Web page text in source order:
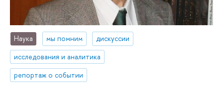
Наука мы помним
дискуссии
исследования и аналитика
репортаж о событии